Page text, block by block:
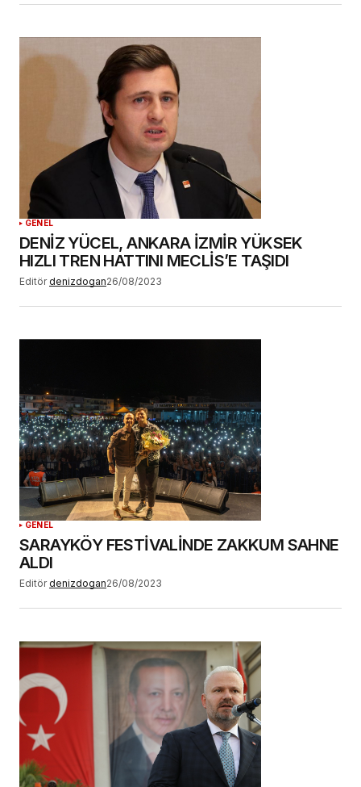
GENEL
DENİZ YÜCEL, ANKARA İZMİR YÜKSEK
HIZLI TREN HATTINI MECLİS’E TAŞIDI
Editör denizdogan26/08/2023
GENEL
SARAYKÖY FESTİVALİNDE ZAKKUM SAHNE
ALDI
Editör denizdogan26/08/2023